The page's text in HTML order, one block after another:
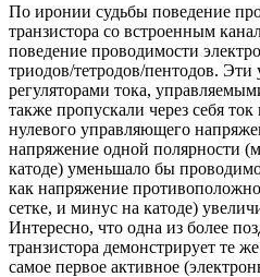
По иронии судьбы поведение
транзистора со встроенным
поведение проводимости
триодов/тетродов/пентодов. Эти
регуляторами тока,
также пропускали через себя
нулевого управляющего
напряжение одной полярности
катоде) уменьшало бы
как напряжение
сетке, и минус на катоде)
Интересно, что одна из более
транзистора демонстрирует те
самое первое активное